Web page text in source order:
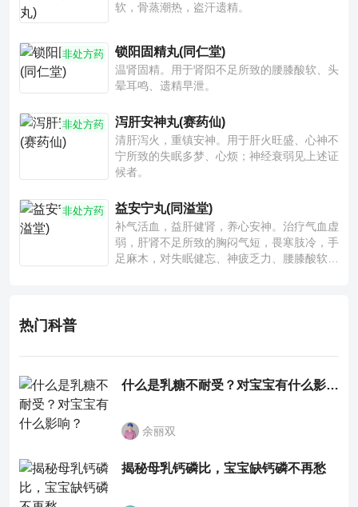
软，骨蒸潮热，盗汗遗精。
非处方药 锁阳固精丸(同仁堂)
温肾固精。用于肾阳不足所致的腰膝酸软、头
晕耳鸣、遗精早泄。
非处方药 泻肝安神丸(赛药仙)
清肝泻火，重镇安神。用于肝火旺盛、心神不
宁所致的失眠多梦、心烦；神经衰弱见上述证
候者。
非处方药 益安宁丸(同溢堂)
补气活血，益肝健肾，养心安神。治疗气血虚
弱，肝肾不足所致的胸闷气短，畏寒肢冷，手
足麻木，对失眠健忘、神疲乏力、腰膝酸软也
热门科普
什么是乳糖不耐受？对宝宝有什么影响？
余丽双
揭秘母乳钙磷比，宝宝缺钙磷不再愁